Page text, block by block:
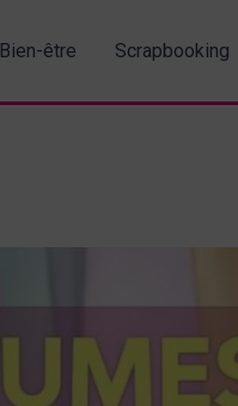
Bien-être Scrapbooking